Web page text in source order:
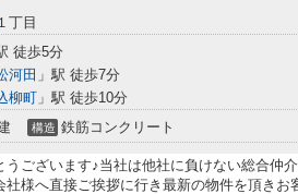
丁目
徒歩5分
河田 」駅 徒歩7分
柳町 」駅 徒歩10分
構造 鉄筋コンクリート
ございます♪当社は他社に負けない総合仲
様へ直接ご挨拶に行き最新の物件を頂きお